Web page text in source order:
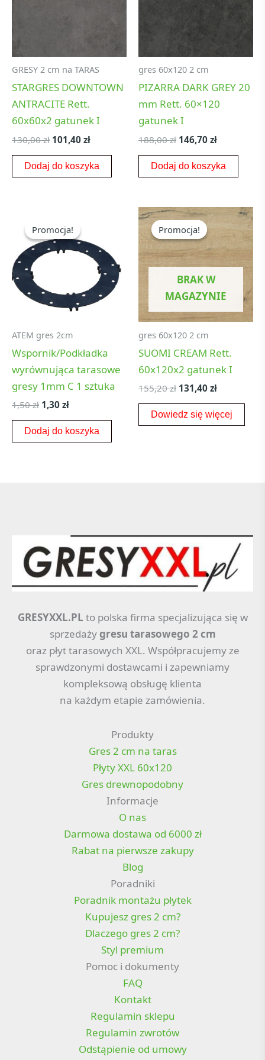
GRESY 2 cm na TARAS
STARGRES DOWNTOWN
ANTRACITE Rett.
60x60x2 gatunek I
130,00zł 101,40 zł
Dodaj do koszyka
gres 60x120 2 cm
PIZARRA DARK GREY 20
mm Rett. 60×120
gatunek I
188,00zł 146,70 zł
Dodaj do koszyka
Promocja!
Promocja!
ATEM gres 2cm
Wspornik/Podkładka
wyrównująca tarasowe
gresy 1mm C 1 sztuka
1,50zł
wynosiła:
1,50 zł.
1,30 zł
wynosi:
1,30 zł.
Dodaj do koszyka
Promocja!
BRAK W
MAGAZYNIE
Promocja!
gres 60x120 2 cm
SUOMI CREAM Rett.
60x120x2 gatunek I
155,20zł
Pierwotna
cena
wynosiła:
155,20 zł.
131,40 zł
Aktualna
cena
wynosi:
131,40 zł.
Dowiedz się więcej
GRESYXXL.PL to polska firma specjalizująca się w
sprzedażygresu tarasowego 2 cm
oraz płyt tarasowych XXL. Współpracujemy ze
sprawdzonymi dostawcami i zapewniamy
kompleksową obsługę klienta
na każdym etapie zamówienia.
Produkty
Gres 2 cm na taras
Płyty XXL 60x120
Gres drewnopodobny
Informacje
O nas
Darmowa dostawa od 6000 zł
Rabat na pierwsze zakupy
Blog
Poradniki
Poradnik montażu płytek
Kupujesz gres 2 cm?
Dlaczego gres 2 cm?
Styl premium
Pomoc i dokumenty
FAQ
Kontakt
Regulamin sklepu
Regulamin zwrotów
Odstąpienie od umowy